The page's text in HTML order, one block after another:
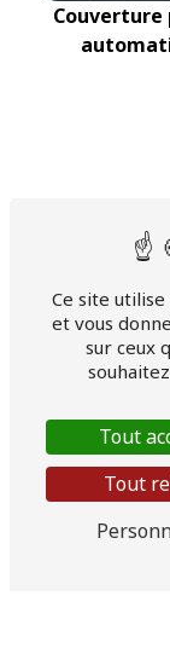
Couverture
Ce site
et vous
sur ceux
Tout
Tout